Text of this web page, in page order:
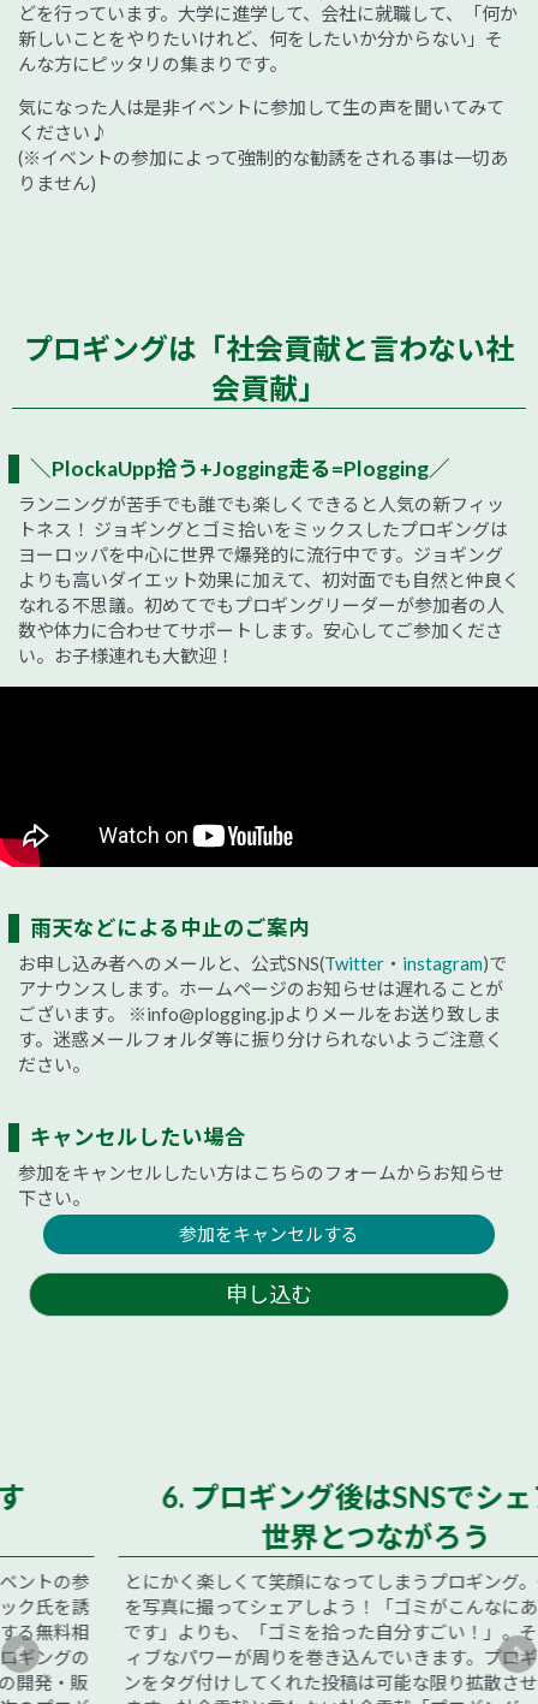
どを行っています。大学に進学して、会社に就職して、「何か
新しいことをやりたいけれど、何をしたいか分からない」そ
んな方にピッタリの集まりです。
気になった人は是非イベントに参加して生の声を聞いてみて
ください♪
(※イベントの参加によって強制的な勧誘をされる事は一切あ
りません)
プロギングは「社会貢献と言わない社
会貢献」
＼PlockaUpp拾う+Jogging走る=Plogging／
ランニングが苦手でも誰でも楽しくできると人気の新フィッ
トネス！ ジョギングとゴミ拾いをミックスしたプロギングは
ヨーロッパを中心に世界で爆発的に流行中です。ジョギング
よりも高いダイエット効果に加えて、初対面でも自然と仲良く
なれる不思議。初めてでもプロギングリーダーが参加者の人
数や体力に合わせてサポートします。安心してご参加くださ
い。お子様連れも大歓迎！
雨天などによる中止のご案内
お申し込み者へのメールと、公式SNS(Twitter ・ instagram)で
アナウンスします。ホームページのお知らせは遅れることが
ございます。
※info@plogging.jpよりメールをお送り致しま
す。迷惑メールフォルダ等に振り分けられないようご注意く
ださい。
キャンセルしたい場合
参加をキャンセルしたい方はこちらのフォームからお知らせ
下さい。
参加をキャンセルする
申し込む
6. プロギング後はSNSでシェア！
世界とつながろう
とにかく楽しくて笑顔になってしまうプロギング。その一場面
を写真に撮ってシェアしよう！「ゴミがこんなにあって悲しい
です」よりも、「ゴミを拾った自分すごい！」。そんなポジテ
ィブなパワーが周りを巻き込んでいきます。プロギングジャパ
ンをタグ付けしてくれた投稿は可能な限り拡散させていただき